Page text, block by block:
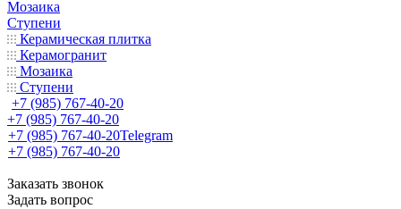
Мозаика
Ступени
Керамическая плитка
Керамогранит
Мозаика
Ступени
+7 (985) 767-40-20
+7 (985) 767-40-20
+7 (985) 767-40-20Telegram
+7 (985) 767-40-20
Заказать звонок
Задать вопрос